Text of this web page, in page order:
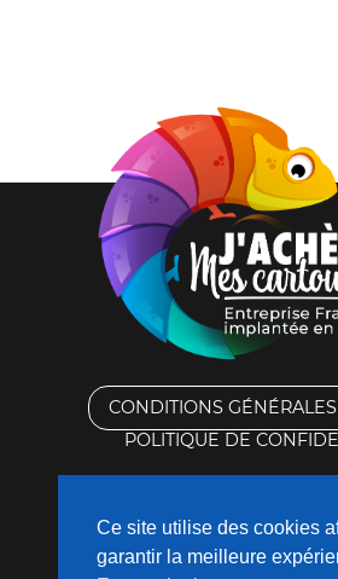
CONDITIONS
POLITIQUE DE
CONTACTEZ-
Ce site utilise des cookies
garantir la meilleure